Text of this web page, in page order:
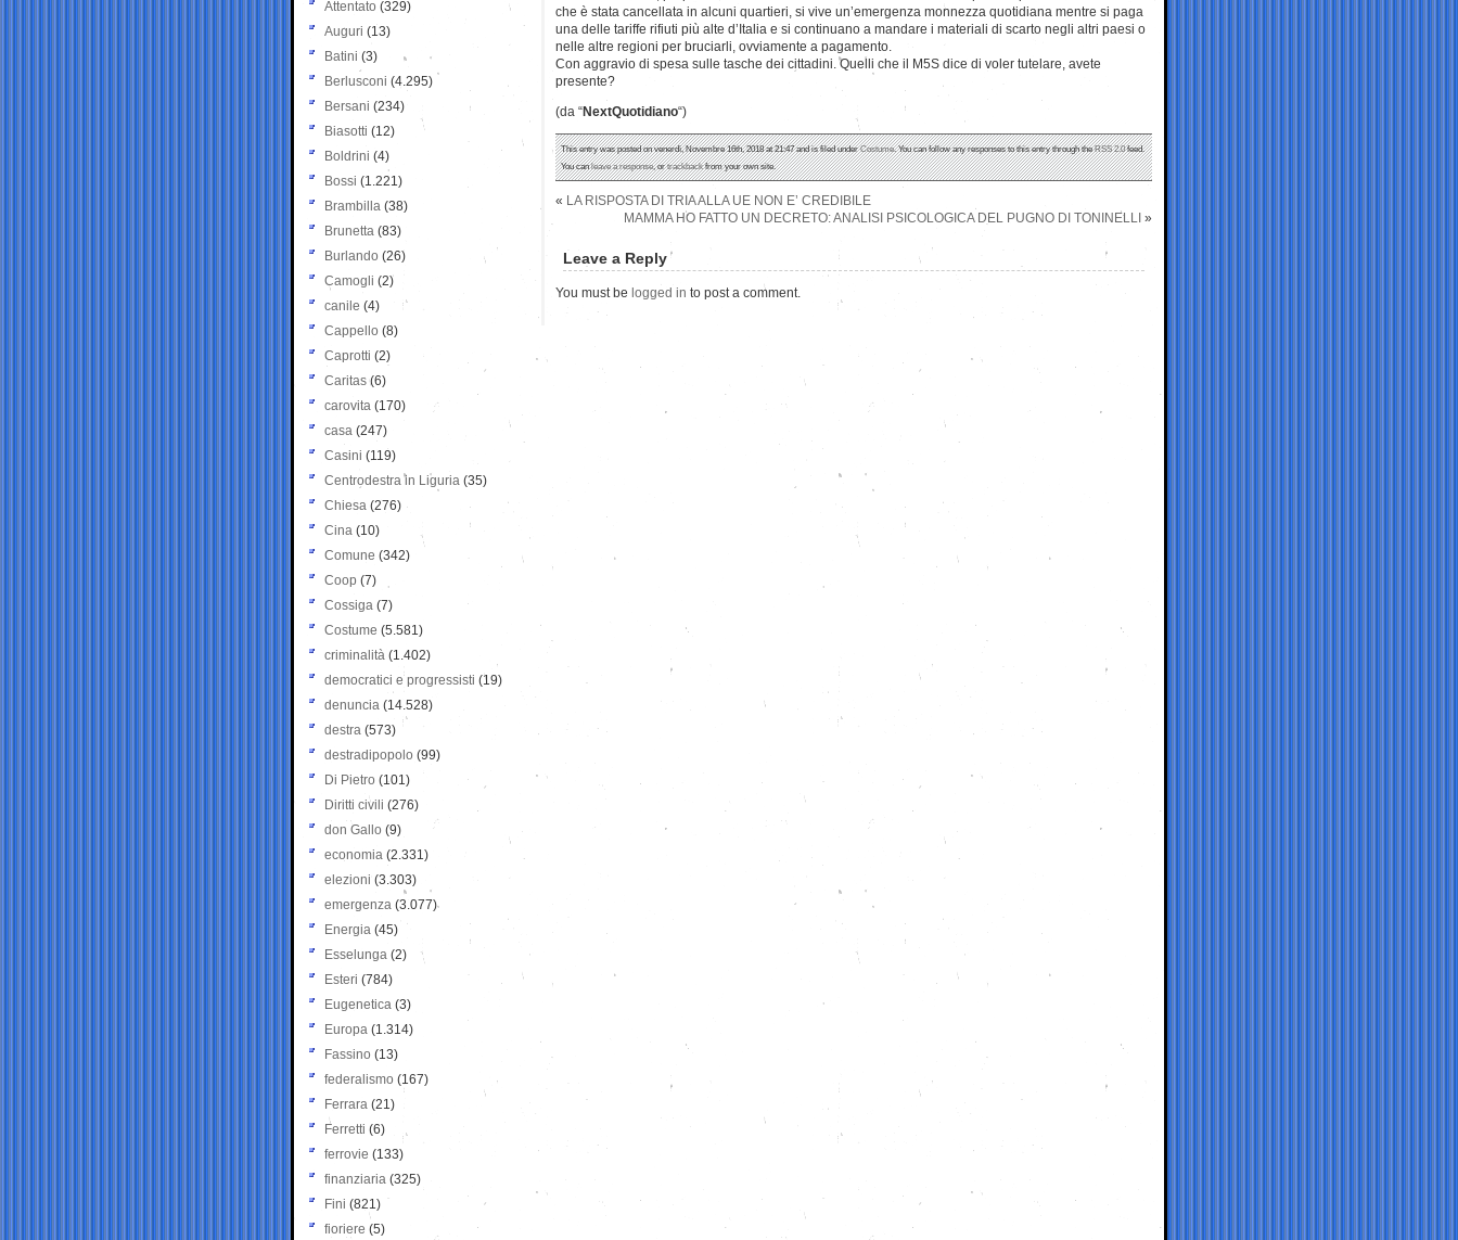
che è stata cancellata in alcuni quartieri, si vive un’emergenza monnezza quotidiana mentre si paga
una delle tariffe rifiuti più alte d’Italia e si continuano a mandare i materiali di scarto negli altri paesi o
nelle altre regioni per bruciarli, ovviamente a pagamento.
Con aggravio di spesa sulle tasche dei cittadini. Quelli che il M5S dice di voler tutelare, avete
presente?
(da “NextQuotidiano“)
This entry was posted on venerdì, Novembre 16th, 2018 at 21:47 and is filed underCostume. You can follow any responses to this entry through theRSS 2.0feed.
You canleave a response, ortrackbackfrom your own site.
« LA RISPOSTA DI TRIA ALLA UE NON E’ CREDIBILE
MAMMA HO FATTO UN DECRETO: ANALISI PSICOLOGICA DEL PUGNO DI TONINELLI »
Leave a Reply
You must be logged in to post a comment.
Attentato (329)
Auguri (13)
Batini (3)
Berlusconi (4.295)
Bersani (234)
Biasotti (12)
Boldrini (4)
Bossi (1.221)
Brambilla (38)
Brunetta (83)
Burlando (26)
Camogli (2)
canile (4)
Cappello (8)
Caprotti (2)
Caritas (6)
carovita (170)
casa (247)
Casini (119)
Centrodestra in Liguria (35)
Chiesa (276)
Cina (10)
Comune (342)
Coop (7)
Cossiga (7)
Costume (5.581)
criminalità (1.402)
democratici e progressisti (19)
denuncia (14.528)
destra (573)
destradipopolo (99)
Di Pietro (101)
Diritti civili (276)
don Gallo (9)
economia (2.331)
elezioni (3.303)
emergenza (3.077)
Energia (45)
Esselunga (2)
Esteri (784)
Eugenetica (3)
Europa (1.314)
Fassino (13)
federalismo (167)
Ferrara (21)
Ferretti (6)
ferrovie (133)
finanziaria (325)
Fini (821)
fioriere (5)